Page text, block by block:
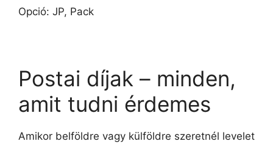
Opció: JP, Pack
Postai díjak – minden,
amit tudni érdemes
Amikor belföldre vagy külföldre szeretnél levelet